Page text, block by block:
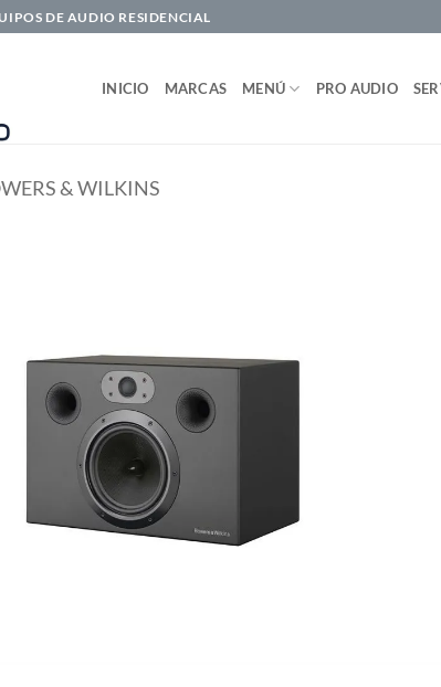
DE AUDIO RESIDENCIAL
INICIO MARCAS MENÚ PRO AUDIO
& WILKINS